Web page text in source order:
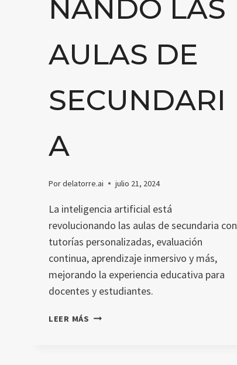
NANDO LAS
AULAS DE
SECUNDARI
A
Pordelatorre.ai julio 21, 2024
La inteligencia artificial está
revolucionando las aulas de secundaria con
tutorías personalizadas, evaluación
continua, aprendizaje inmersivo y más,
mejorando la experiencia educativa para
docentes y estudiantes.
LEER MÁS 10